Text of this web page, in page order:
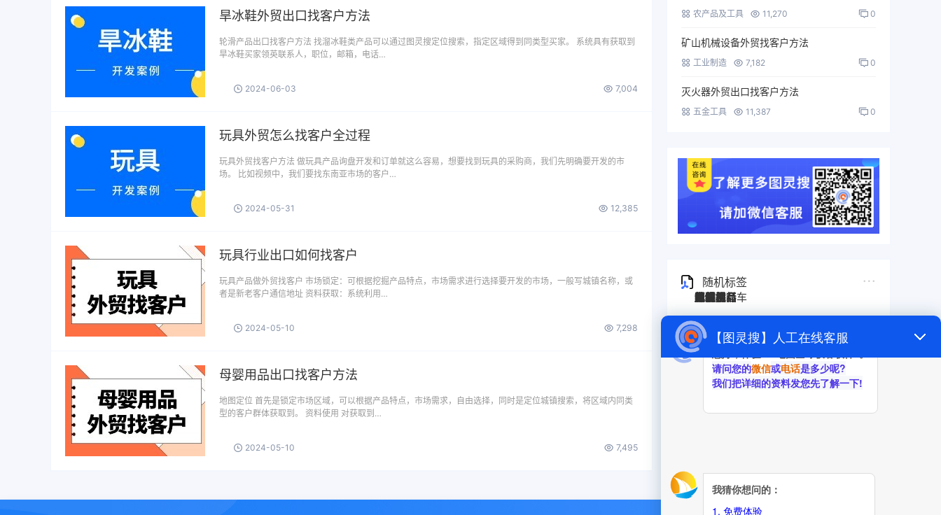
旱冰鞋外贸出口找客户方法
轮滑产品出口找客户方法 找溜冰鞋类产品可以通过图灵搜定位搜索，指定区域得到同类型买家。 系统具有获取到
旱冰鞋买家领英联系人，职位，邮箱，电话…
2024-06-03 7,004
玩具外贸怎么找客户全过程
玩具外贸找客户方法 做玩具产品询盘开发和订单就这么容易，想要找到玩具的采购商，我们先明确要开发的市
场。 比如视频中，我们要找东南亚市场的客户…
2024-05-31 12,385
玩具行业出口如何找客户
玩具产品做外贸找客户 市场锁定：可根据挖掘产品特点，市场需求进行选择要开发的市场，一般写城镇名称，或
者是新老客户通信地址 资料获取：系统利用…
2024-05-10 7,298
母婴用品出口找客户方法
地图定位 首先是锁定市场区域，可以根据产品特点，市场需求，自由选择，同时是定位城镇搜索，将区域内同类
型的客户群体获取到。 资料使用 对获取到…
2024-05-10 7,495
农产品及工具 11,270 0
矿山机械设备外贸找客户方法
工业制造 7,182 0
灭火器外贸出口找客户方法
五金工具 11,387 0
随机标签
图灵搜
电子秤
劳保手套
压缩机
宠物用品
纸袋
塑料袋
箱包
圣诞树
电子烟
集装箱
沙发
户外用品
美容用品
红酒
电动自行车
服装
母婴用品
石材
壁纸
建筑材料